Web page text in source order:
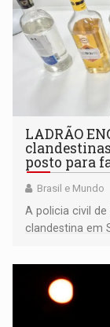
LADRÃO
posto para
Brasil e Mundo
A policia civil
clandestina em